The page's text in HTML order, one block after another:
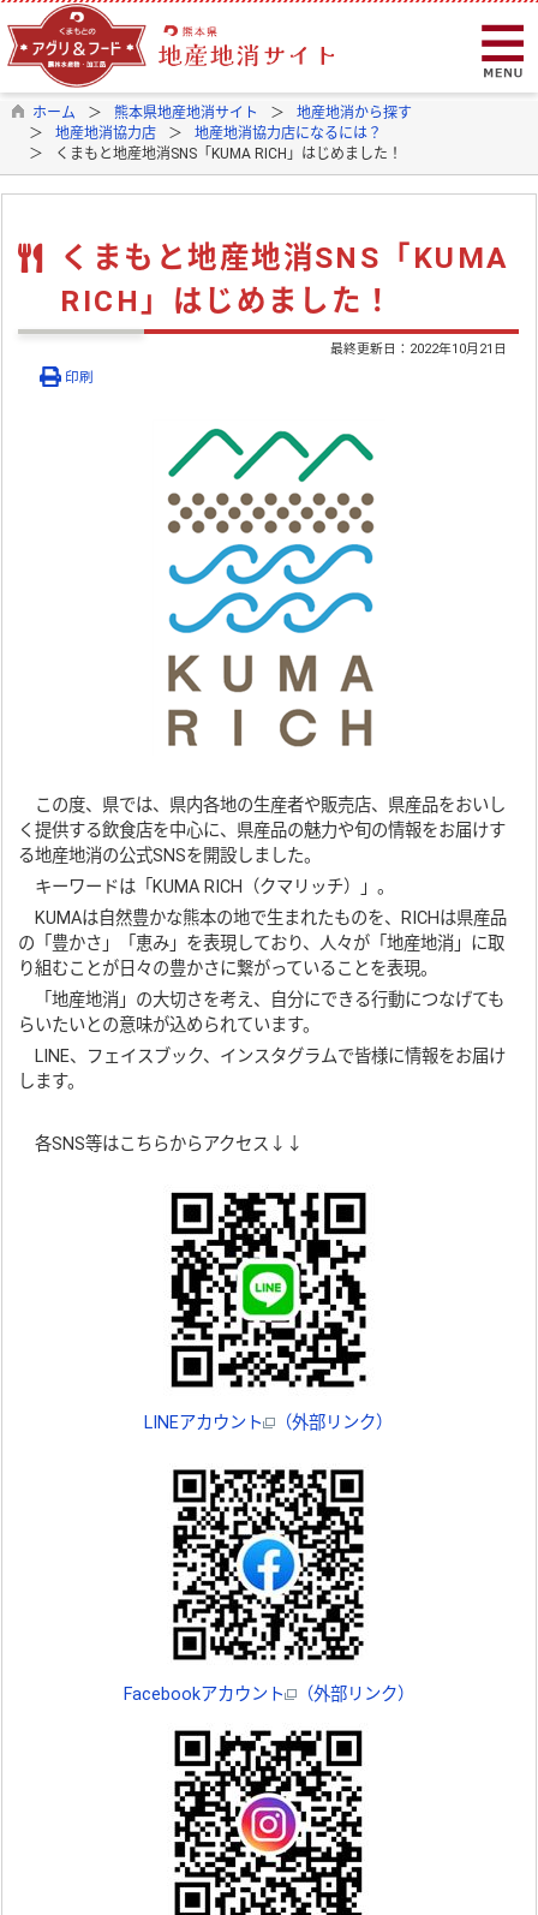
ホーム 熊本県地産地消サイト
地産地消から探す
地産地消協力店
地産地消協力店になるには？
くまもと地産地消SNS「KUMA RICH」はじめました！
くまもと地産地消SNS「KUMA
RICH」はじめました！
最終更新日： 2022年10月21日
印刷
この度、県では、県内各地の生産者や販売店、県産品をおいし
く提供する飲食店を中心に、県産品の魅力や旬の情報をお届けす
る地産地消の公式SNSを開設しました。
キーワードは「KUMA RICH（クマリッチ）」。
KUMAは自然豊かな熊本の地で生まれたものを、RICHは県産品
の「豊かさ」「恵み」を表現しており、人々が「地産地消」に取
り組むことが日々の豊かさに繋がっていることを表現。
「地産地消」の大切さを考え、自分にできる行動につなげても
らいたいとの意味が込められています。
LINE、フェイスブック、インスタグラムで皆様に情報をお届け
します。
各SNS等はこちらからアクセス↓↓
LINEアカウント （外部リンク）
Facebookアカウント （外部リンク）